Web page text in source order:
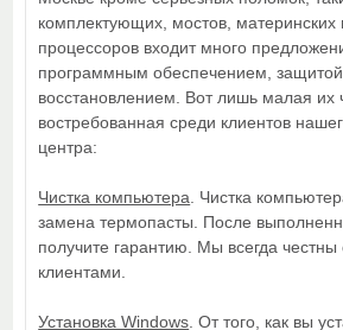
комплектующих, мостов, материнских
процессоров входит много
программным обеспечением,
восстановлением. Вот лишь малая их
востребованная среди клиентов
центра:
Чистка компьютера . Чистка
замена термопасты. После
получите гарантию. Мы всегда честны
клиентами.
Установка Windows . От того, как вы